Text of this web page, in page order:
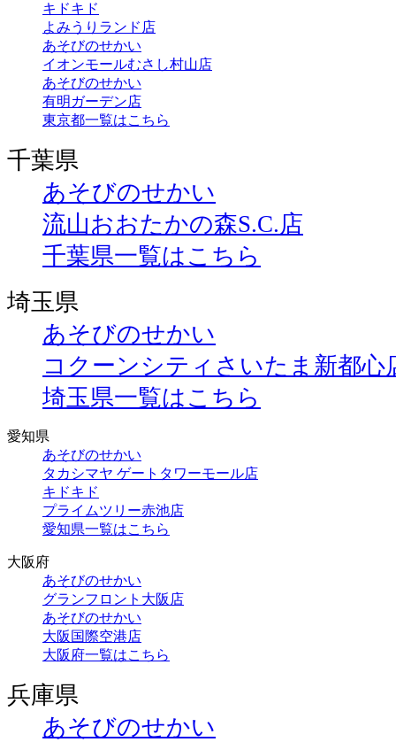
キドキド
よみうりランド店
あそびのせかい
イオンモールむさし村山店
あそびのせかい
有明ガーデン店
東京都一覧はこちら
千葉県
あそびのせかい
流山おおたかの森S.C.店
千葉県一覧はこちら
埼玉県
あそびのせかい
コクーンシティさいたま新都心
埼玉県一覧はこちら
愛知県
あそびのせかい
タカシマヤ ゲートタワーモール店
キドキド
プライムツリー赤池店
愛知県一覧はこちら
大阪府
あそびのせかい
グランフロント大阪店
あそびのせかい
大阪国際空港店
大阪府一覧はこちら
兵庫県
あそびのせかい